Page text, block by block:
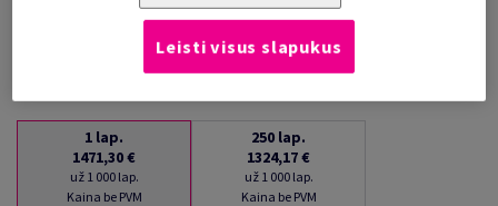
1 lap.
1471,30 €
už 1 000 lap.
Kaina be PVM
250 lap.
1324,17 €
už 1 000 lap.
Kaina be PVM
Leisti visus slapukus